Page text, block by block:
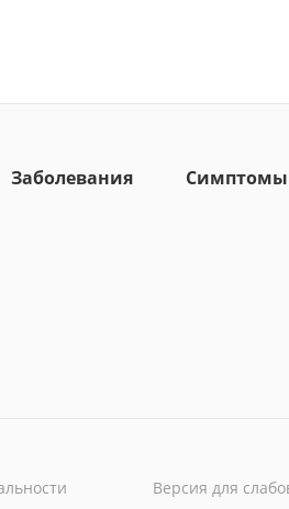
Заболевания Симптомы
Версия для